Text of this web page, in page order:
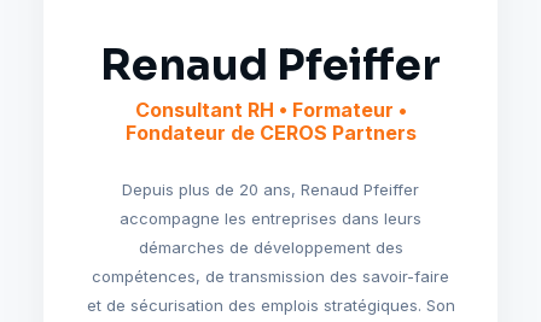
Renaud Pfeiffer
Consultant RH • Formateur •
Fondateur de CEROS Partners
Depuis plus de 20 ans, Renaud Pfeiffer
accompagne les entreprises dans leurs
démarches de développement des
compétences, de transmission des savoir-faire
et de sécurisation des emplois stratégiques. Son